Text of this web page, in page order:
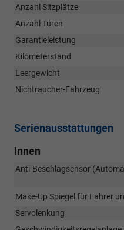
Anzahl Sitzplätze
Anzahl Türen
Garantieleistung
Kilometerstand
Leergewicht
Nichtraucher-Fahrzeug
Serienausstattungen
Innen
Anti-Beschlagsensor
Make-Up Spiegel für Fahrer
Servolenkung